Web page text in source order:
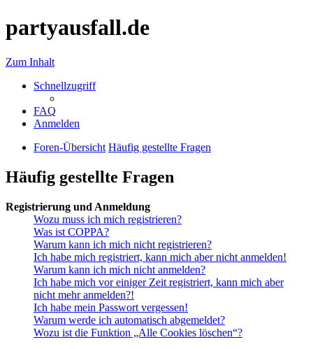
partyausfall.de
Zum Inhalt
Schnellzugriff
FAQ
Anmelden
Foren-Übersicht Häufig gestellte Fragen
Häufig gestellte Fragen
Registrierung und Anmeldung
Wozu muss ich mich registrieren?
Was ist COPPA?
Warum kann ich mich nicht registrieren?
Ich habe mich registriert, kann mich aber nicht anmelden!
Warum kann ich mich nicht anmelden?
Ich habe mich vor einiger Zeit registriert, kann mich aber
nicht mehr anmelden?!
Ich habe mein Passwort vergessen!
Warum werde ich automatisch abgemeldet?
Wozu ist die Funktion „Alle Cookies löschen“?